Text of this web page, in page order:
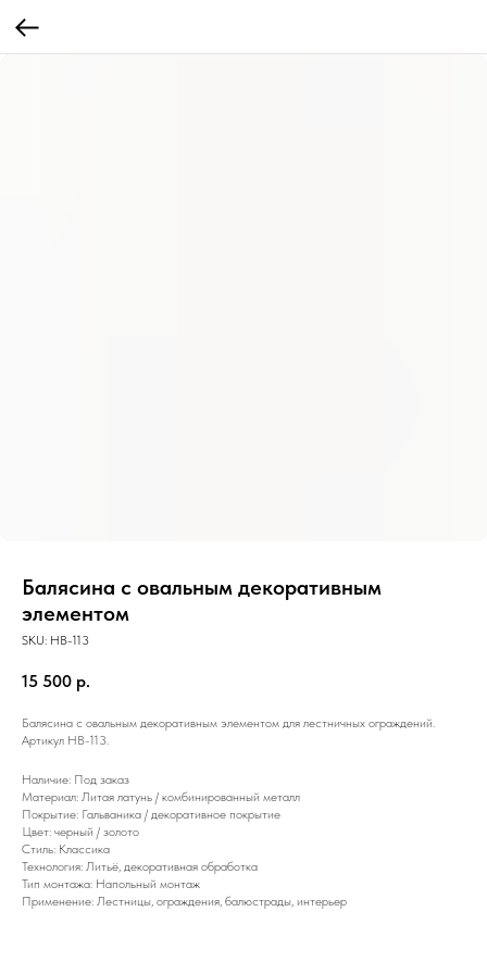
Балясина с овальным декоративным
элементом
SKU: HB-113
15 500 р.
Балясина с овальным декоративным элементом для лестничных ограждений.
Артикул HB-113.
Наличие: Под заказ
Материал: Литая латунь / комбинированный металл
Покрытие: Гальваника / декоративное покрытие
Цвет: черный / золото
Стиль: Классика
Технология: Литьё, декоративная обработка
Тип монтажа: Напольный монтаж
Применение: Лестницы, ограждения, балюстрады, интерьер